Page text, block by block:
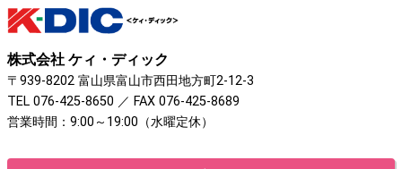
株式会社 ケィ・ディック
〒939-8202 富山県富山市西田地方町2-12-3
TEL 076-425-8650 ／ FAX 076-425-8689
営業時間：9:00～19:00（水曜定休）